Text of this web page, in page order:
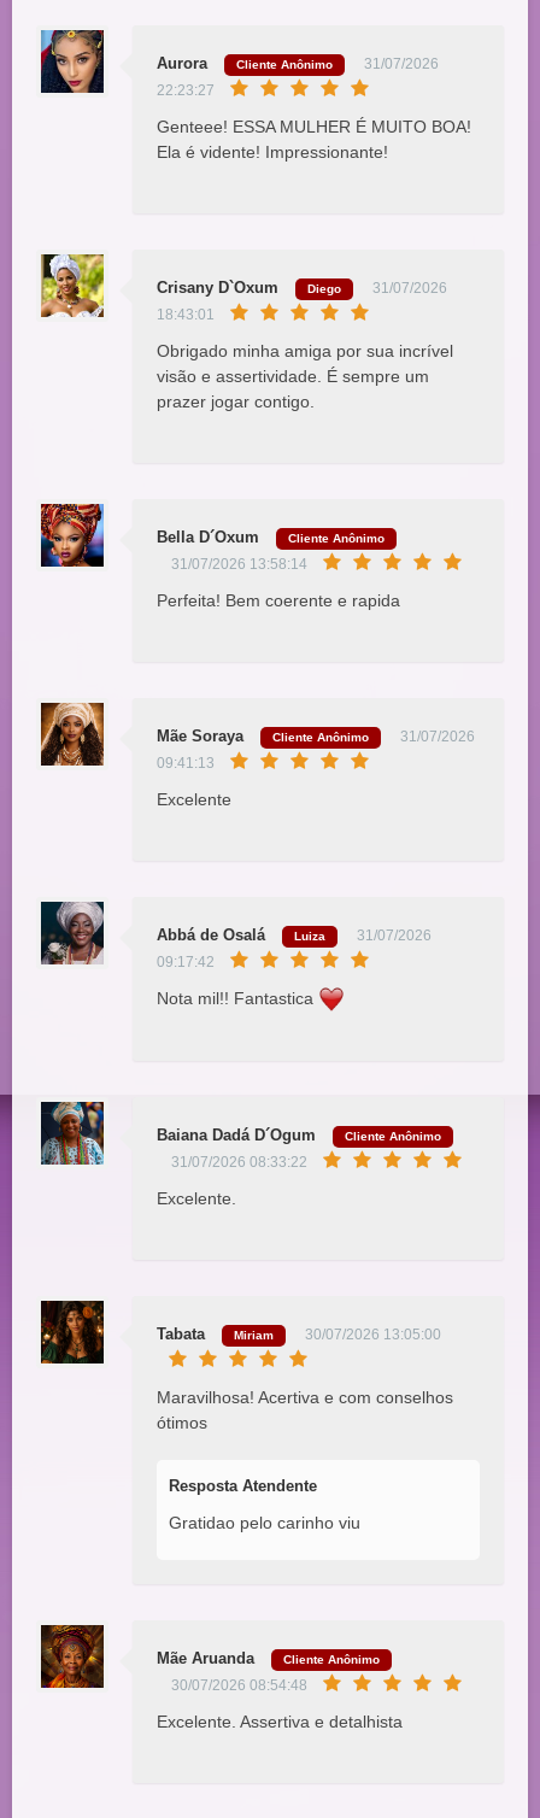
Aurora Cliente Anônimo
31/07/2026
22:23:27
Genteee! ESSA MULHER É MUITO BOA!
Ela é vidente! Impressionante!
Crisany D`Oxum Diego
31/07/2026
18:43:01
Obrigado minha amiga por sua incrível
visão e assertividade. É sempre um
prazer jogar contigo.
Bella D´Oxum Cliente Anônimo
31/07/2026 13:58:14
Perfeita! Bem coerente e rapida
Mãe Soraya Cliente Anônimo
31/07/2026
09:41:13
Excelente
Abbá de Osalá Luiza
31/07/2026
09:17:42
Nota mil!! Fantastica
Baiana Dadá D´Ogum Cliente Anônimo
31/07/2026 08:33:22
Excelente.
Tabata Miriam 30/07/2026 13:05:00
Maravilhosa! Acertiva e com conselhos
ótimos
Resposta Atendente
Gratidao pelo carinho viu
Mãe Aruanda Cliente Anônimo
30/07/2026 08:54:48
Excelente. Assertiva e detalhista